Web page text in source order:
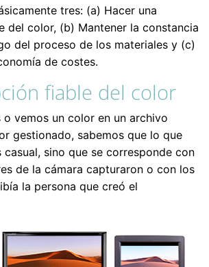
tres: (a) Hacer una
del color, (b) Mantener la constancia
del proceso de los materiales y (c)
de costes.
fiable del color
o vemos un color en un archivo
gestionado, sabemos que lo que
casual, sino que se corresponde con
de la cámara capturaron o con los
la persona que creó el